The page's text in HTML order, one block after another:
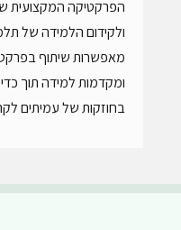
הפרקטיקה המקצועית
ולקידום הלמידה של
מאפשרות שיתוף
ומקדמות למידה תוך
בחוזקות של עמיתים